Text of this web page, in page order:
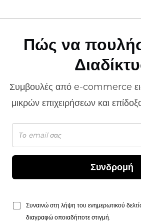
Πώς να
Συμβουλές από e-commerce
μικρών επιχειρήσεων και
Συνδρομή
Συναινώ στη λήψη του ενημερωτικού
διαγραφώ οποιαδήποτε στιγμή.